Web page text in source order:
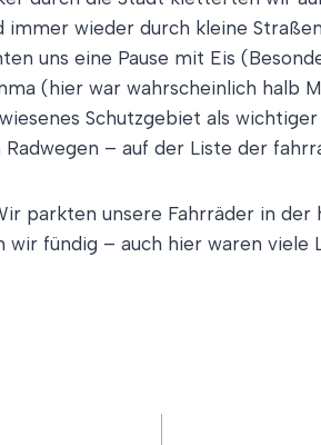
wieder durch kleine
uns eine Pause mit Eis
(hier war wahrscheinlich halb
Schutzgebiet als
– auf der Liste der
parkten unsere Fahrräder in
fündig – auch hier waren